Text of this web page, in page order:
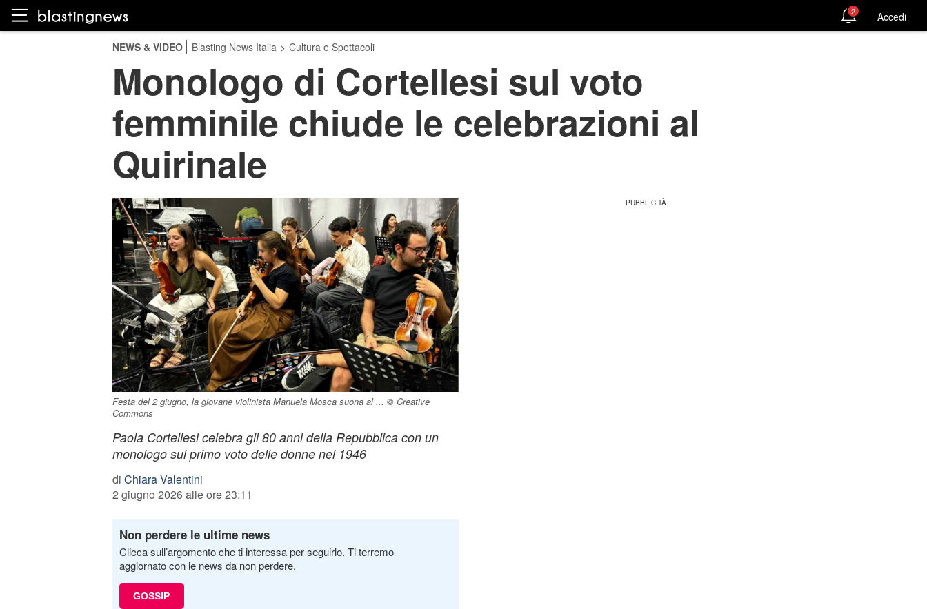
2 Accedi
NEWS & VIDEO Blasting News Italia > Cultura e Spettacoli
Monologo di Cortellesi sul voto
femminile chiude le celebrazioni al
Quirinale
Festa del 2 giugno, la giovane violinista Manuela Mosca suona al ... © Creative
Commons
Paola Cortellesi celebra gli 80 anni della Repubblica con un
monologo sul primo voto delle donne nel 1946
di Chiara Valentini
2 giugno 2026 alle ore 23:11
Non perdere le ultime news
Clicca sull’argomento che ti interessa per seguirlo. Ti terremo
aggiornato con le news da non perdere.
GOSSIP